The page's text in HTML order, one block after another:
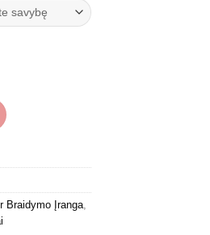
Yukon Pro T-Zip
Braidymo Įranga